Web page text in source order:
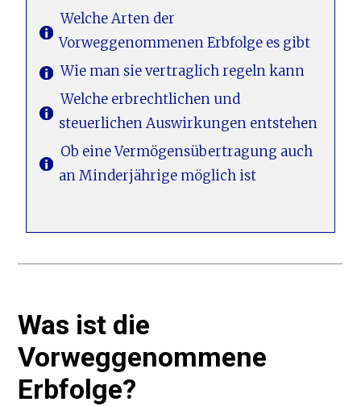
Welche Arten der
Vorweggenommenen Erbfolge es gibt
Wie man sie vertraglich regeln kann
Welche erbrechtlichen und
steuerlichen Auswirkungen entstehen
Ob eine Vermögensübertragung auch
an Minderjährige möglich ist
Was ist die
Vorweggenommene
Erbfolge?